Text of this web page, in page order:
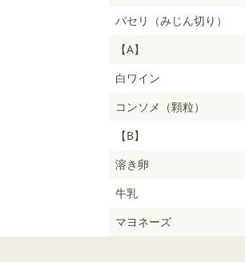
パセリ（みじん切り）
【A】
白ワイン
コンソメ（顆粒）
【B】
溶き卵
牛乳
マヨネーズ